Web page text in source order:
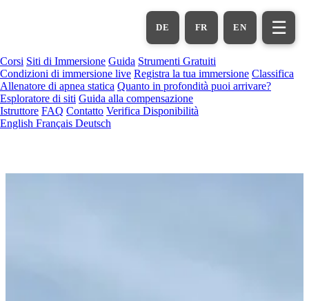
EN
FR
DE ☰
Corsi Siti di Immersione Guida Strumenti Gratuiti
Condizioni di immersione live Registra la tua immersione Classifica
Allenatore di apnea statica Quanto in profondità puoi arrivare?
Esploratore di siti Guida alla compensazione
Istruttore FAQ Contatto Verifica Disponibilità
English Français Deutsch